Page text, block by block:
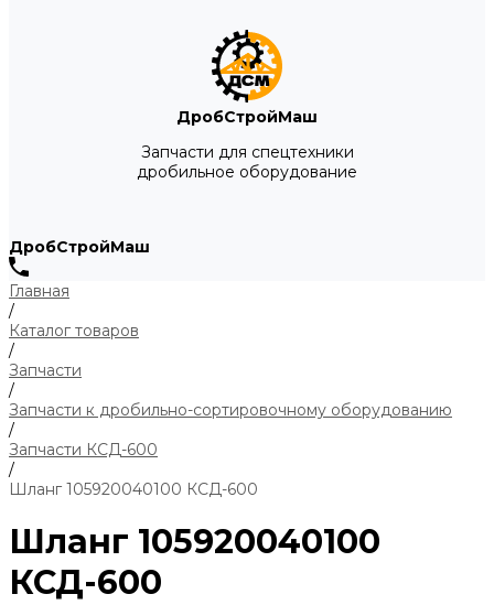
ДробСтройМаш
Запчасти для спецтехники
дробильное оборудование
ДробСтройМаш
Главная
/
Каталог товаров
/
Запчасти
/
Запчасти к дробильно-сортировочному оборудованию
/
Запчасти КСД-600
/
Шланг 105920040100 КСД-600
Шланг 105920040100
КСД-600